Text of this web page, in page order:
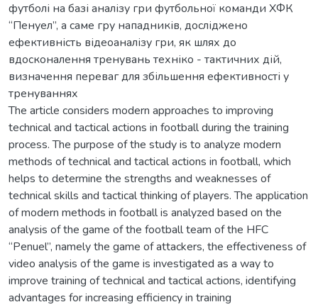
футболі на базі аналізу гри футбольної команди ХФК
“Пенуел”, а саме гру нападників, досліджено
ефективність відеоаналізу гри, як шлях до
вдосконалення тренувань техніко - тактичних дій,
визначення переваг для збільшення ефективності у
тренуваннях
The article considers modern approaches to improving
technical and tactical actions in football during the training
process. The purpose of the study is to analyze modern
methods of technical and tactical actions in football, which
helps to determine the strengths and weaknesses of
technical skills and tactical thinking of players. The application
of modern methods in football is analyzed based on the
analysis of the game of the football team of the HFC
“Penuel”, namely the game of attackers, the effectiveness of
video analysis of the game is investigated as a way to
improve training of technical and tactical actions, identifying
advantages for increasing efficiency in training